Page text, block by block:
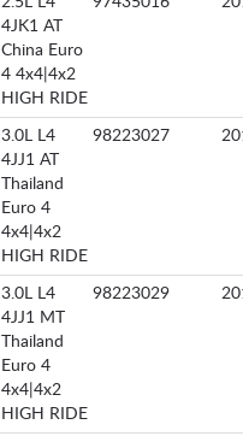
4JK1 AT
China Euro
4 4x4|4x2
HIGH RIDE
3.0L L4
4JJ1 AT
Thailand
Euro 4
4x4|4x2
HIGH RIDE
98223027
3.0L L4
4JJ1 MT
Thailand
Euro 4
4x4|4x2
HIGH RIDE
98223029